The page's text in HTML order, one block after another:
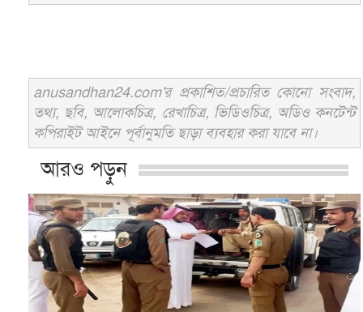
anusandhan24.com'র প্রকাশিত/প্রচারিত কোনো সংবাদ,
তথ্য, ছবি, আলোকচিত্র, রেখাচিত্র, ভিডিওচিত্র, অডিও কনটেন্ট
কপিরাইট আইনে পূর্বানুমতি ছাড়া ব্যবহার করা যাবে না।
আরও পড়ুন